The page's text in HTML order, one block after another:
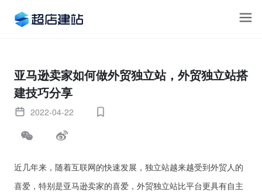
亚马逊卖家如何做外贸独立站，外贸独立站搭
建技巧分享
2022-04-22
近几年来，随着互联网的快速发展，独立站越来越受到外贸人的
喜爱，特别是亚马逊卖家的喜爱，外贸独立站比平台更具有自主